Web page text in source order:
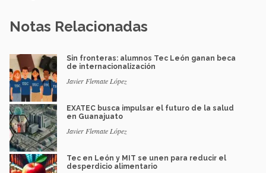
Notas Relacionadas
Sin fronteras: alumnos Tec León ganan beca
de internacionalización
Javier Flemate López
EXATEC busca impulsar el futuro de la salud
en Guanajuato
Javier Flemate López
Tec en León y MIT se unen para reducir el
desperdicio alimentario